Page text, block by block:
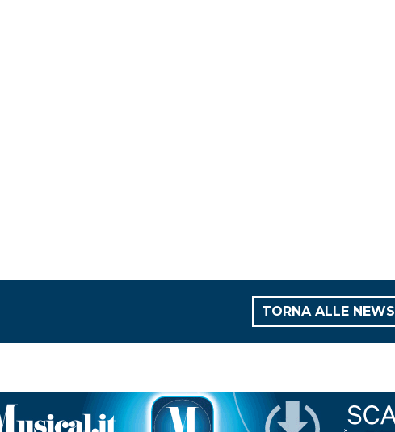
TORNA ALLE NEWS